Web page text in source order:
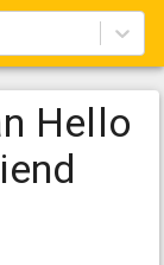
Hello